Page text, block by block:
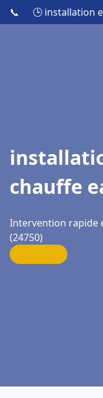
📞 🕒 installation
chauffe
Intervention rapide
(24750)